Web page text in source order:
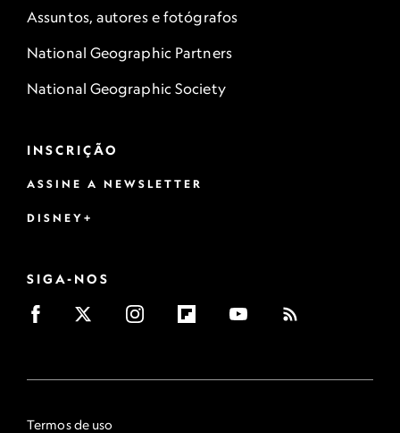
Assuntos, autores e fotógrafos
National Geographic Partners
National Geographic Society
INSCRIÇÃO
ASSINE A NEWSLETTER
DISNEY+
SIGA-NOS
Termos de uso